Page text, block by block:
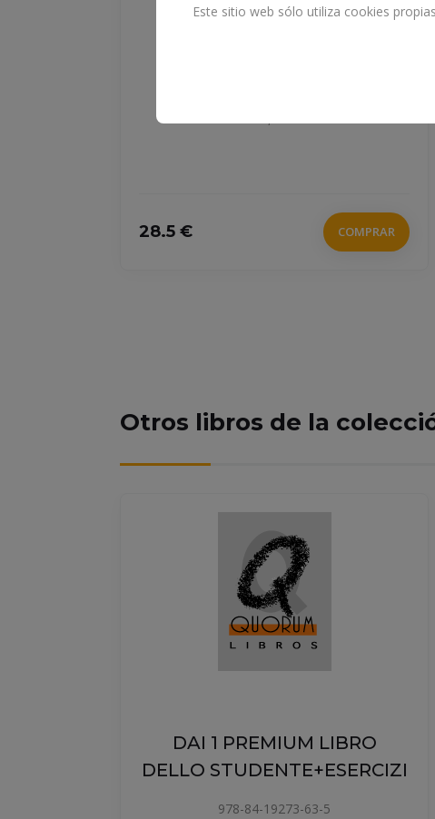
28.5 € COMPRAR
Otros libros de la
DAI 1 PREMIUM LIBRO
DELLO STUDENTE+ESERCIZI
978-84-19273-63-5
Este sitio web sólo utiliza cookies